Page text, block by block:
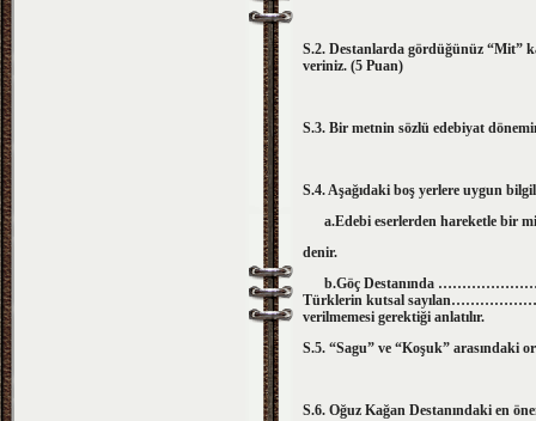
S.2. Destanlarda gördüğünüz “Mit”
veriniz. (5 Puan)
S.3. Bir metnin sözlü edebiyat
S.4. Aşağıdaki boş yerlere uygun
a.Edebi eserlerden hareketle bir
denir.
b.Göç Destanında ………………….
Türklerin kutsal sayılan………………..’ı
verilmemesi gerektiği anlatılır.
S.5. “Sagu” ve “Koşuk” arasındaki
S.6. Oğuz Kağan Destanındaki en